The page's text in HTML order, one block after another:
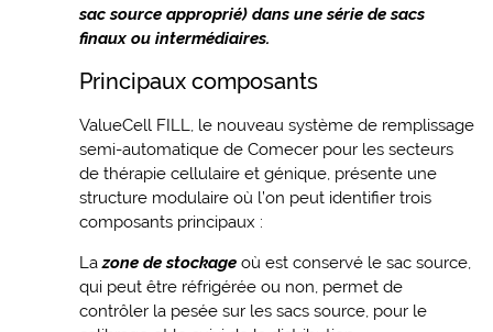
sac source approprié) dans une série de sacs
finaux ou intermédiaires.
Principaux composants
ValueCell FILL, le nouveau système de remplissage
semi-automatique de Comecer pour les secteurs
de thérapie cellulaire et génique, présente une
structure modulaire où l’on peut identifier trois
composants principaux :
Lazone de stockage où est conservé le sac source,
qui peut être réfrigérée ou non, permet de
contrôler la pesée sur les sacs source, pour le